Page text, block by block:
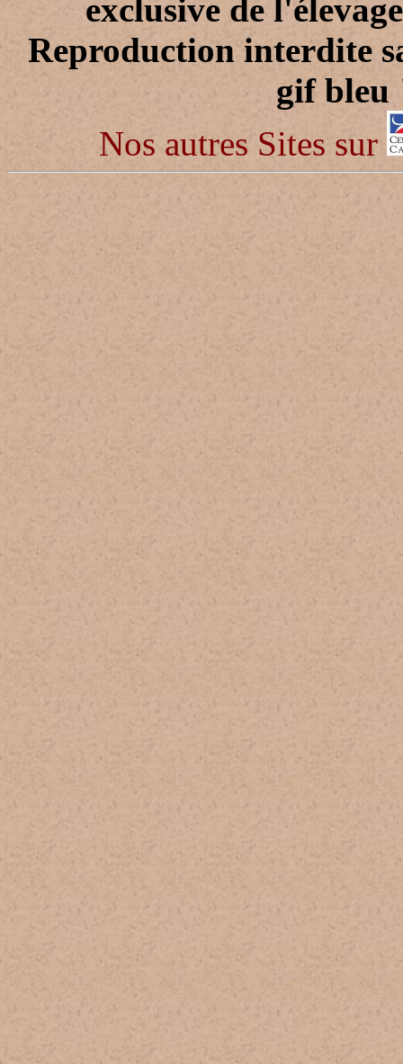
exclusive de
Reproduction interdite
gif
Nos autres Sites sur